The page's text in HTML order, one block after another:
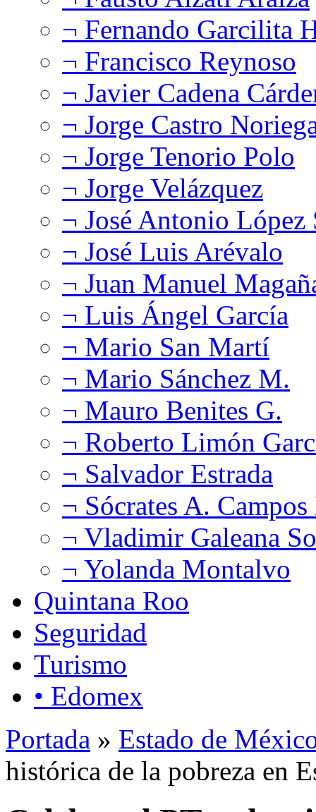
¬ Fernando Garcilita
¬ Francisco Reynoso
¬ Javier Cadena
¬ Jorge Castro
¬ Jorge Tenorio Polo
¬ Jorge Velázquez
¬ José Antonio López
¬ José Luis Arévalo
¬ Juan Manuel
¬ Luis Ángel García
¬ Mario San Martí
¬ Mario Sánchez M.
¬ Mauro Benites G.
¬ Roberto Limón
¬ Salvador Estrada
¬ Sócrates A.
¬ Vladimir Galeana
¬ Yolanda Montalvo
Quintana Roo
Seguridad
Turismo
• Edomex
Portada » Estado de
histórica de la pobreza en